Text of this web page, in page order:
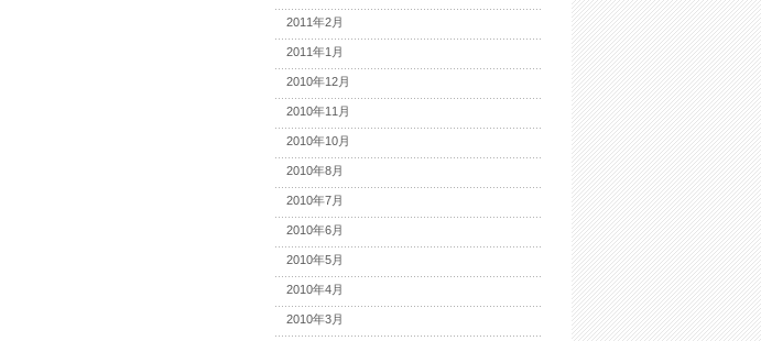
2011年2月
2011年1月
2010年12月
2010年11月
2010年10月
2010年8月
2010年7月
2010年6月
2010年5月
2010年4月
2010年3月